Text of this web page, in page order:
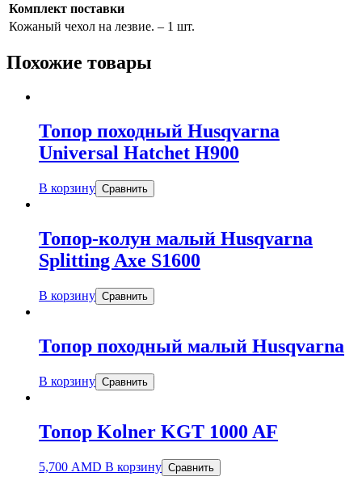
Комплект поставки
Кожаный чехол на лезвие. – 1 шт.
Похожие товары
Топор походный Husqvarna
Universal Hatchet H900
В корзину Сравнить
Топор-колун малый Husqvarna
Splitting Axe S1600
В корзину Сравнить
Топор походный малый Husqvarna
В корзину Сравнить
Топор Kolner KGT 1000 AF
5,700 AMD В корзину Сравнить